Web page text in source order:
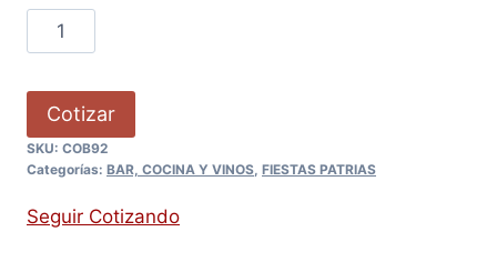
Cotizar
SKU: COB92
Categorías: BAR, COCINA Y VINOS, FIESTAS PATRIAS
Seguir Cotizando